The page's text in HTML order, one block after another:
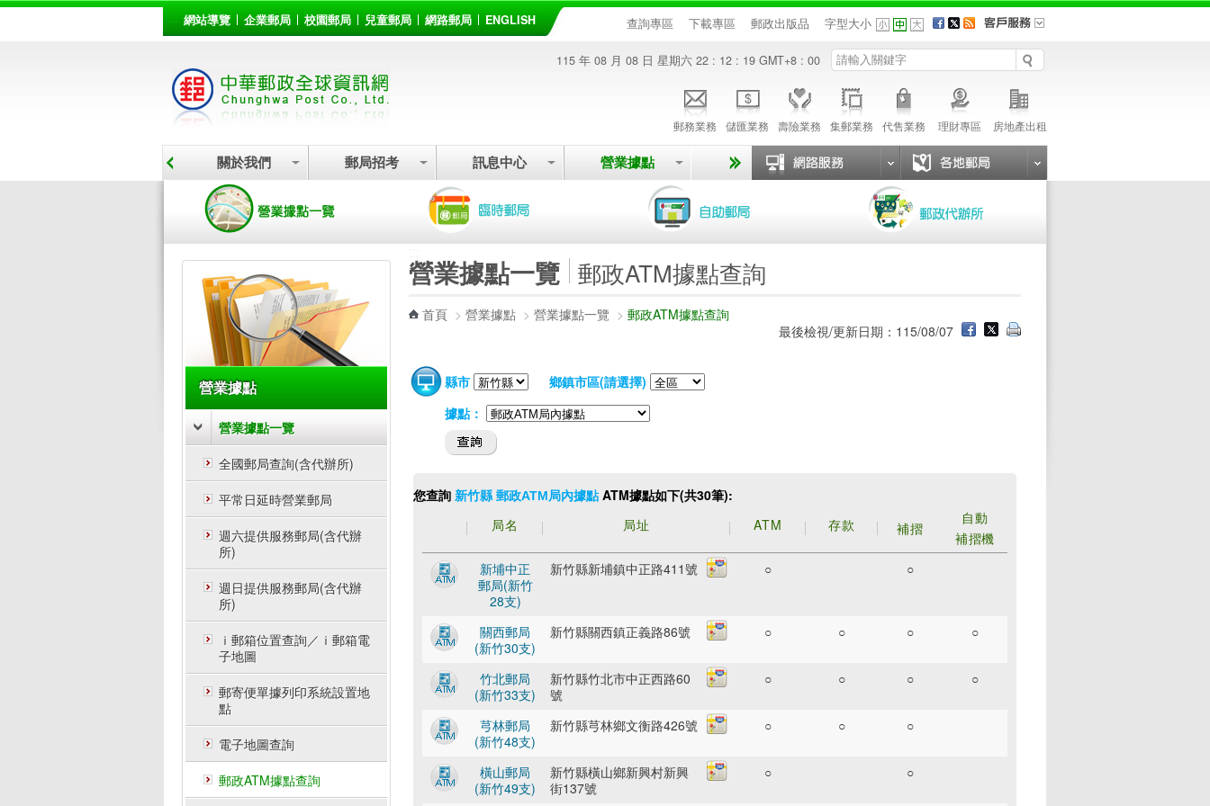
::: 網站導覽 企業郵局 校園郵局 兒童郵局 網路郵局 ENGLISH 查詢專區 下載專區 郵政出版品 字型大小
115 年 08 月 08 日 星期六 22 : 12 : 19 GMT+8 : 00
郵務業務 儲匯業務 壽險業務 集郵業務 代售業務 理財專區 房地產出租
關於我們 郵局招考 訊息中心 營業據點
營業據點
營業據點一覽
全國郵局查詢(含代辦所)
平常日延時營業郵局
週六提供服務郵局(含代辦
所)
週日提供服務郵局(含代辦
所)
ｉ郵箱位置查詢／ｉ郵箱電
子地圖
郵寄便單據列印系統設置地
點
電子地圖查詢
郵政ATM據點查詢
營業據點一覽 郵政ATM據點查詢
首頁 > 營業據點 > 營業據點一覽 > 郵政ATM據點查詢
最後檢視/更新日期：115/08/07
縣市
鄉鎮市區(請選擇)
據點：
您查詢 新竹縣 郵政ATM局內據點 ATM據點如下(共30筆):
局名
局址 ATM 存款 補摺
自動
補摺機
新埔中正
郵局(新竹
28支)
新竹縣新埔鎮中正路411號 ○ ○
關西郵局
(新竹30支)
新竹縣關西鎮正義路86號 ○ ○ ○ ○
竹北郵局
(新竹33支)
新竹縣竹北市中正西路60
號
○ ○ ○ ○
芎林郵局
(新竹48支)
新竹縣芎林鄉文衡路426號 ○ ○ ○
橫山郵局
(新竹49支)
新竹縣橫山鄉新興村新興
街137號
○ ○